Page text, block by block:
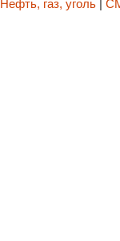
Нефть, газ, уголь |